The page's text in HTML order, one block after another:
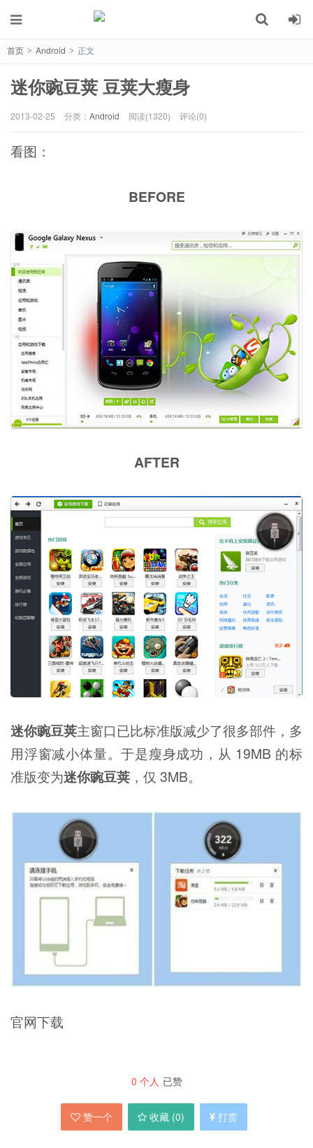
首页 > Android > 正文
迷你豌豆荚 豆荚大瘦身
2013-02-25 分类： Android 阅读(1320) 评论(0)
看图：
BEFORE
AFTER
迷你豌豆荚主窗口已比标准版减少了很多部件，多
用浮窗减小体量。于是瘦身成功，从 19MB 的标
准版变为迷你豌豆荚 ，仅 3MB。
官网下载
0 个人 已赞
赞一个 收藏 (0) 打赏